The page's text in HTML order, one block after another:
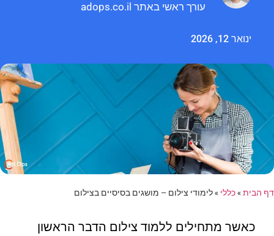
עורך ראשי באתר adops.co.il
ינואר 12, 2026
דף הבית»כללי »לימודי צילום – מושגים בסיסיים בצילום
כאשר מתחילים ללמוד צילום הדבר הראשון